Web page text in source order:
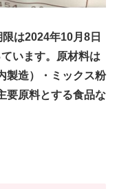
は2024年10月8日
います。原材料は
製造）・ミックス粉
要原料とする食品な